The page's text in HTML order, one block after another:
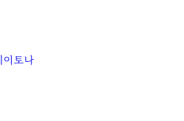
이토나